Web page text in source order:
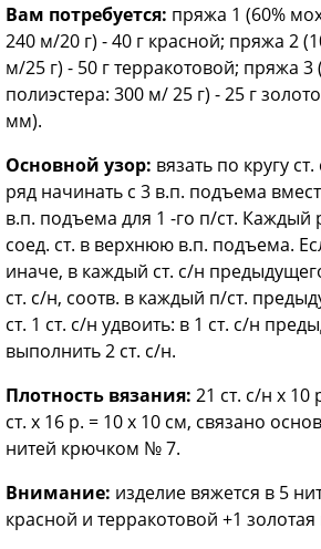
Вам потребуется: пряжа 1 (60%
240 м/20 г) - 40 г красной; пряжа 2
м/25 г) - 50 г терракотовой; пряжа 3
полиэстера: 300 м/ 25 г) - 25 г
мм).
Основной узор: вязать по кругу
ряд начинать с 3 в.п. подъема
в.п. подъема для 1 -го п/ст. Каждый
соед. ст. в верхнюю в.п. подъема.
иначе, в каждый ст. с/н
ст. с/н, соотв. в каждый п/ст.
ст. 1 ст. с/н удвоить: в 1 ст. с/н
выполнить 2 ст. с/н.
Плотность вязания: 21 ст. с/н х 10
ст. х 16 р. = 10 х 10 см, связано
нитей крючком № 7.
Внимание: изделие вяжется в 5
красной и терракотовой +1 золотая